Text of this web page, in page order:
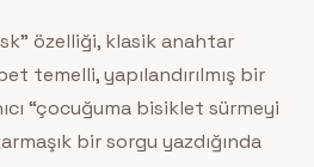
özelliği, klasik anahtar
temelli, yapılandırılmış bir
“çocuğuma bisiklet sürmeyi
bir sorgu yazdığında